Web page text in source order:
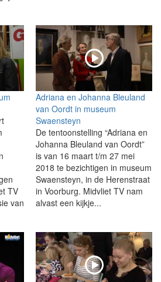
TV
van
Adriana en Johanna Bleuland
van Oordt in museum
Swaensteyn
De tentoonstelling “Adriana en
Johanna Bleuland van Oordt”
is van 16 maart t/m 27 mei
2018 te bezichtigen in museum
Swaensteyn, in de Herenstraat
in Voorburg. Midvliet TV nam
alvast een kijkje...